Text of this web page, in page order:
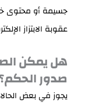
جسيمة أو محتوى
عقوبة الابتزاز
هل يمكن
صدور
يجوز في بعض